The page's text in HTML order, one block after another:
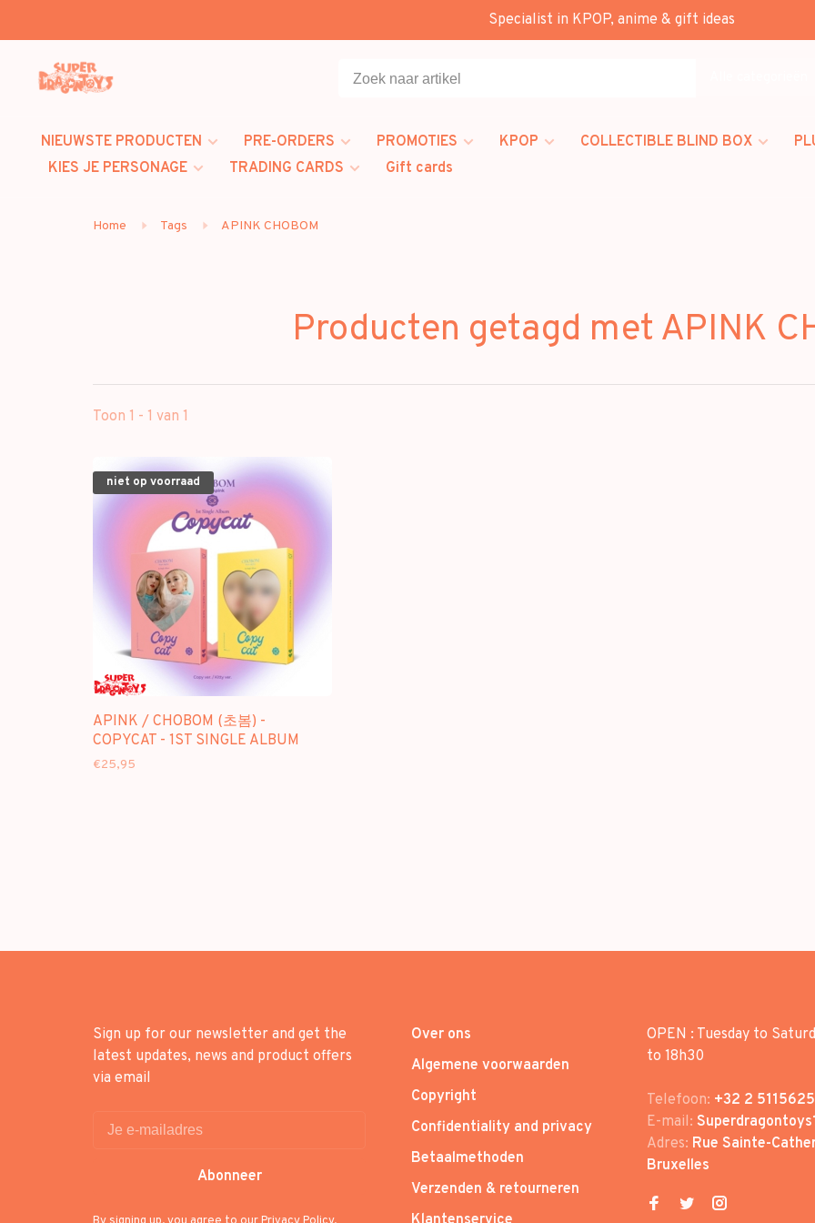
Specialist in KPOP, anime & gift ideas
NIEUWSTE PRODUCTEN PRE-ORDERS PROMOTIES KPOP COLLECTIBLE BLIND BOX
KIES JE PERSONAGE
TRADING CARDS Gift cards
Home Tags APINK CHOBOM
Producten getagd met APINK
Toon 1 - 1 van 1
niet op voorraad
APINK / CHOBOM (초봄) -
COPYCAT - 1ST SINGLE ALBUM
€25,95
Sign up for our newsletter and get the
latest updates, news and product offers
via email
Abonneer
Over ons
Algemene voorwaarden
Copyright
Confidentiality and privacy
Betaalmethoden
Verzenden & retourneren
OPEN : Tuesday to
to 18h30
Telefoon: +32 2 5115625
E-mail:
Adres: Rue Sainte-
Bruxelles